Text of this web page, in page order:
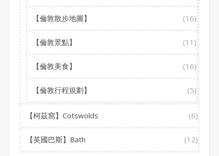
【倫敦散步地圖】 (16)
【倫敦景點】 (11)
【倫敦美食】 (16)
【倫敦行程規劃】 (5)
【柯茲窩】Cotswolds (6)
【英國巴斯】Bath (12)